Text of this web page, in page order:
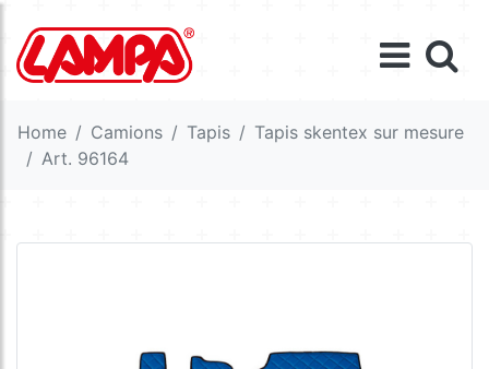
Home Camions Tapis
Tapis skentex sur mesure
Art. 96164